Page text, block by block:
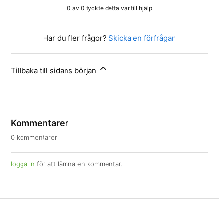
0 av 0 tyckte detta var till hjälp
Har du fler frågor? Skicka en förfrågan
Tillbaka till sidans början
Kommentarer
0 kommentarer
logga in för att lämna en kommentar.